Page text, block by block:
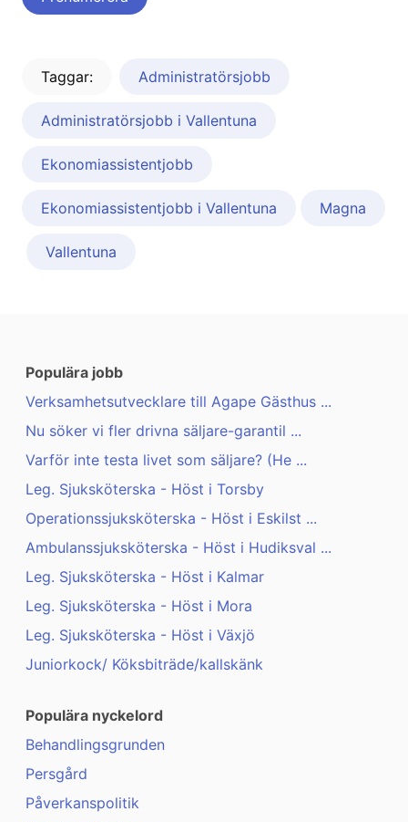
Taggar: Administratörsjobb
Administratörsjobb i Vallentuna
Ekonomiassistentjobb
Ekonomiassistentjobb i Vallentuna Magna
Vallentuna
Populära jobb
Verksamhetsutvecklare till Agape Gästhus ...
Nu söker vi fler drivna säljare-garantil ...
Varför inte testa livet som säljare? (He ...
Leg. Sjuksköterska - Höst i Torsby
Operationssjuksköterska - Höst i Eskilst ...
Ambulanssjuksköterska - Höst i Hudiksval ...
Leg. Sjuksköterska - Höst i Kalmar
Leg. Sjuksköterska - Höst i Mora
Leg. Sjuksköterska - Höst i Växjö
Juniorkock/ Köksbiträde/kallskänk
Populära nyckelord
Behandlingsgrunden
Persgård
Påverkanspolitik